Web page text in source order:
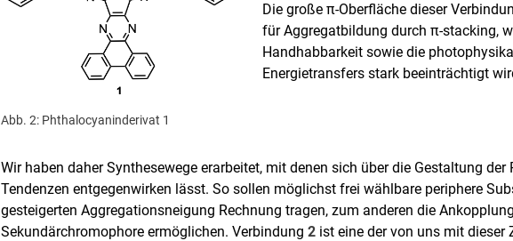
Abb. 2: Phthalocyaninderivat 1
Die große π-Oberfläche dieser
für Aggregatbildung durch π-stacking,
Handhabbarkeit sowie die
Energietransfers stark beeinträchtigt
Wir haben daher Synthesewege erarbeitet, mit denen sich über die Gestaltung der
Tendenzen entgegenwirken lässt. So sollen möglichst frei wählbare periphere
gesteigerten Aggregationsneigung Rechnung tragen, zum anderen die
Sekundärchromophore ermöglichen. Verbindung2 ist eine der von uns mit dieser